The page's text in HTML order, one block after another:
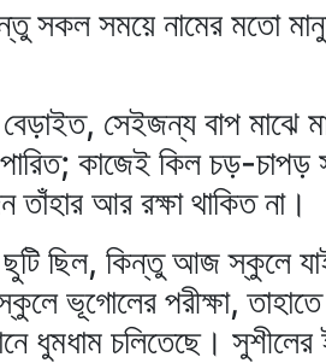
সকল সময়ে নামের মতো
সেইজন্য বাপ মাঝে
কাজেই কিল চড়-
তাঁহার আর রক্ষা থাকিত না।
ছিল, কিন্তু আজ স্কুলে
পরীক্ষা, তাহাতে
ধুমধাম চলিতেছে। সুশীলের